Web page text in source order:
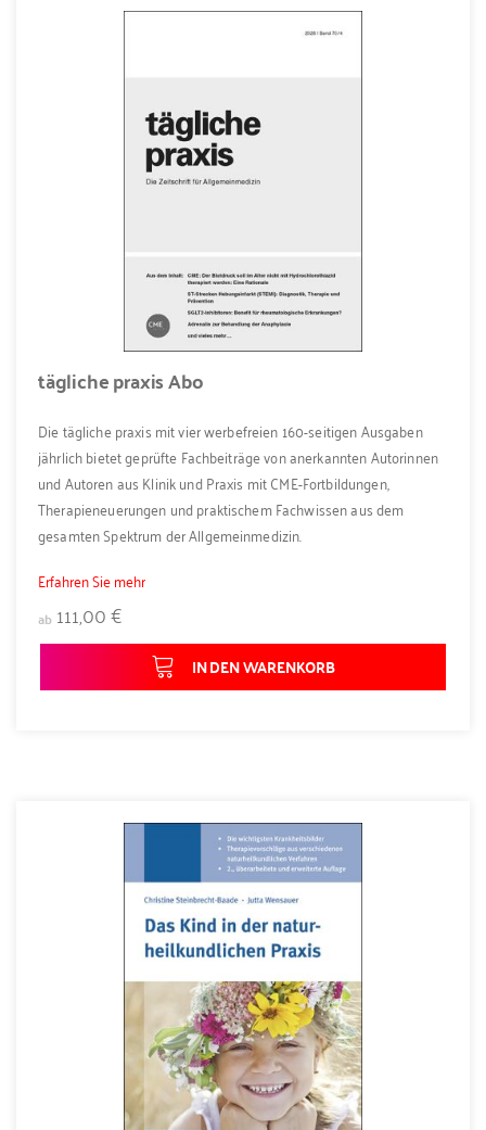
tägliche praxis Abo
Die tägliche praxis mit vier werbefreien 160-seitigen Ausgaben
jährlich bietet geprüfte Fachbeiträge von anerkannten Autorinnen
und Autoren aus Klinik und Praxis mit CME-Fortbildungen,
Therapieneuerungen und praktischem Fachwissen aus dem
gesamten Spektrum der Allgemeinmedizin.
Erfahren Sie mehr
ab 111,00 €
IN DEN WARENKORB